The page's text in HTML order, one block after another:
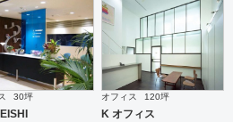
30坪 オフィス 120坪
K オフィス